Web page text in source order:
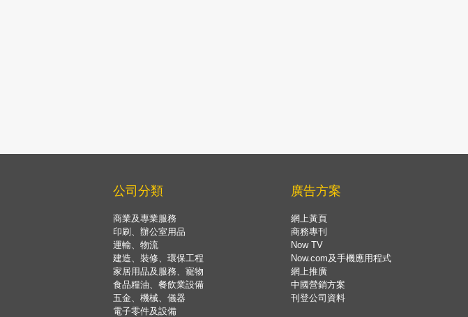
公司分類
商業及專業服務
印刷、辦公室用品
運輸、物流
建造、裝修、環保工程
家居用品及服務、寵物
食品糧油、餐飲業設備
五金、機械、儀器
電子零件及設備
廣告方案
網上黃頁
商務專刊
Now TV
Now.com及手機應用程式
網上推廣
中國營銷方案
刊登公司資料